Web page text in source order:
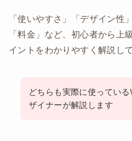
「使いやすさ」「デザイン性
「料金」など、初心者から上
イントをわかりやすく解説し
どちらも実際に使っている
ザイナーが解説します